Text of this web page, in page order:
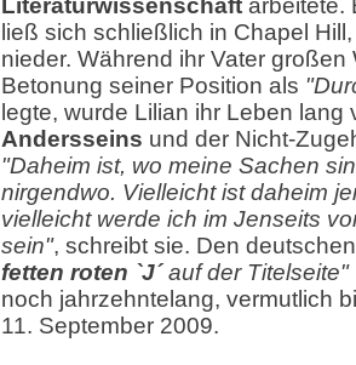
Literaturwissenschaft arbeitete.
ließ sich schließlich in Chapel
nieder. Während ihr Vater großen
Betonung seiner Position als
legte, wurde Lilian ihr Leben lang
Andersseins und der Nicht-
"Daheim ist, wo meine Sachen
nirgendwo. Vielleicht ist daheim
vielleicht werde ich im Jenseits
sein", schreibt sie. Den
fetten roten `J´auf der Titelseite"
noch jahrzehntelang, vermutlich
11. September 2009.